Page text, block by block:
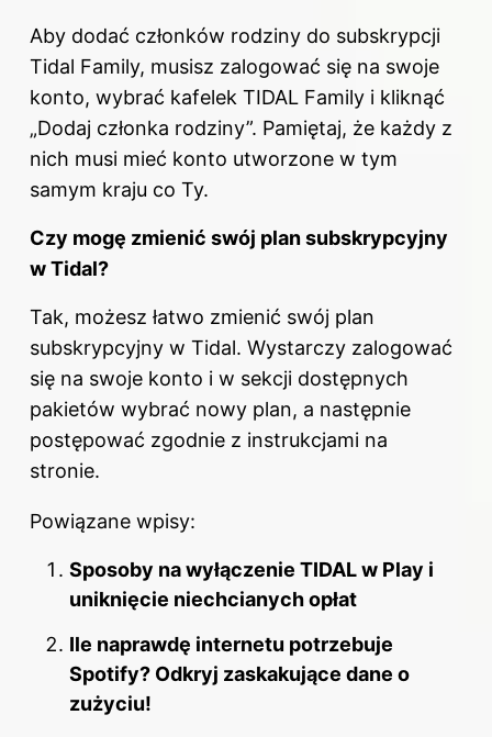
Aby dodać członków rodziny do subskrypcji
Tidal Family, musisz zalogować się na swoje
konto, wybrać kafelek TIDAL Family i kliknąć
„Dodaj członka rodziny”. Pamiętaj, że każdy z
nich musi mieć konto utworzone w tym
samym kraju co Ty.
Czy mogę zmienić swój plan subskrypcyjny
w Tidal?
Tak, możesz łatwo zmienić swój plan
subskrypcyjny w Tidal. Wystarczy zalogować
się na swoje konto i w sekcji dostępnych
pakietów wybrać nowy plan, a następnie
postępować zgodnie z instrukcjami na
stronie.
Powiązane wpisy:
Sposoby na wyłączenie TIDAL w Play i
uniknięcie niechcianych opłat
Ile naprawdę internetu potrzebuje
Spotify? Odkryj zaskakujące dane o
zużyciu!